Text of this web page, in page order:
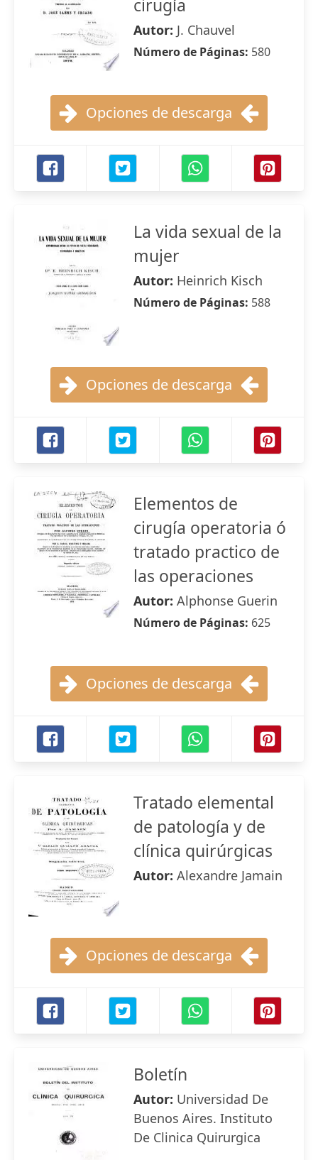
cirugía
Autor: J. Chauvel
Número de Páginas: 580
Opciones de descarga
La vida sexual de la
mujer
Autor: Heinrich Kisch
Número de Páginas: 588
Opciones de descarga
Elementos de
cirugía operatoria ó
tratado practico de
las operaciones
Autor: Alphonse Guerin
Número de Páginas: 625
Opciones de descarga
Tratado elemental
de patología y de
clínica quirúrgicas
Autor: Alexandre Jamain
Opciones de descarga
Boletín
Autor: Universidad De
Buenos Aires. Instituto
De Clinica Quirurgica